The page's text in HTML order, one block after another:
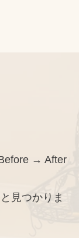
→ After
見つかりま